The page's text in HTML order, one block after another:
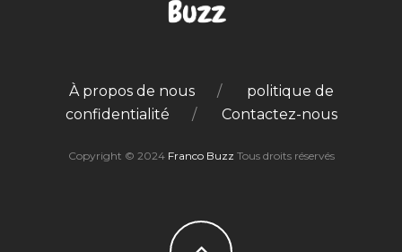
À propos de nous
politique de
confidentialité
Contactez-nous
Copyright © 2024 Franco Buzz Tous droits réservés